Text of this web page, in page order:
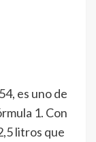
es uno de
1. Con
litros que